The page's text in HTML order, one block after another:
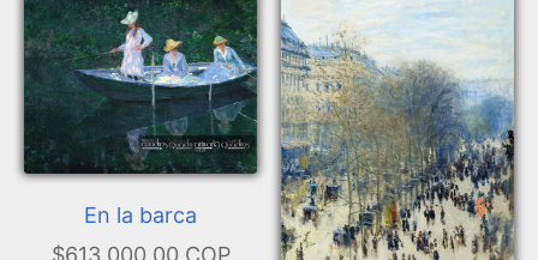
En la barca
$613.000,00 COP